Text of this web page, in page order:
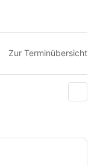
Zur Terminübersicht